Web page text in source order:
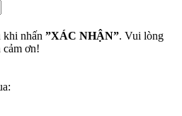
nhấn ”XÁC NHẬN”. Vui lòng
ơn!